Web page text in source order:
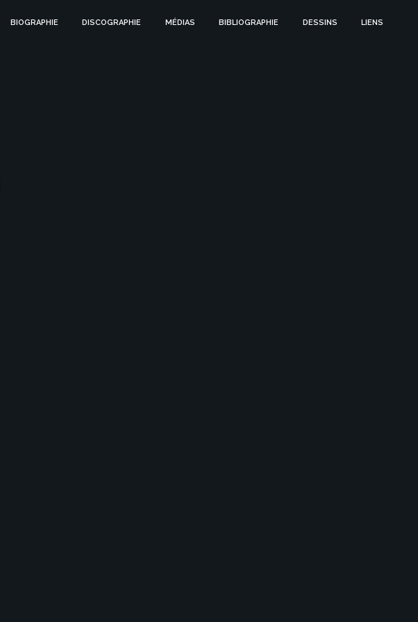
BIOGRAPHIE DISCOGRAPHIE MÉDIAS BIBLIOGRAPHIE DESSINS LIENS